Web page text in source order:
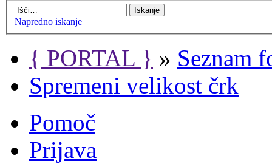
Napredno iskanje
{ PORTAL } » Seznam
Spremeni velikost črk
Pomoč
Prijava